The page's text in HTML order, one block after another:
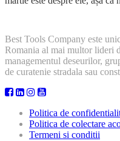
Best Tools Company este
Romania al mai multor lideri
managementul deseurilor,
de curatenie stradala sau
Politica de
Politica de colectare
Termeni si conditii